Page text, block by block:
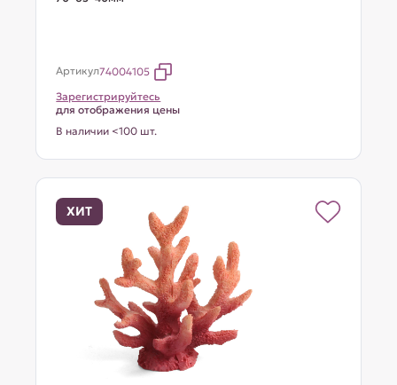
Артикул74004105
Зарегистрируйтесь
для отображения цены
В наличии <100 шт.
ХИТ